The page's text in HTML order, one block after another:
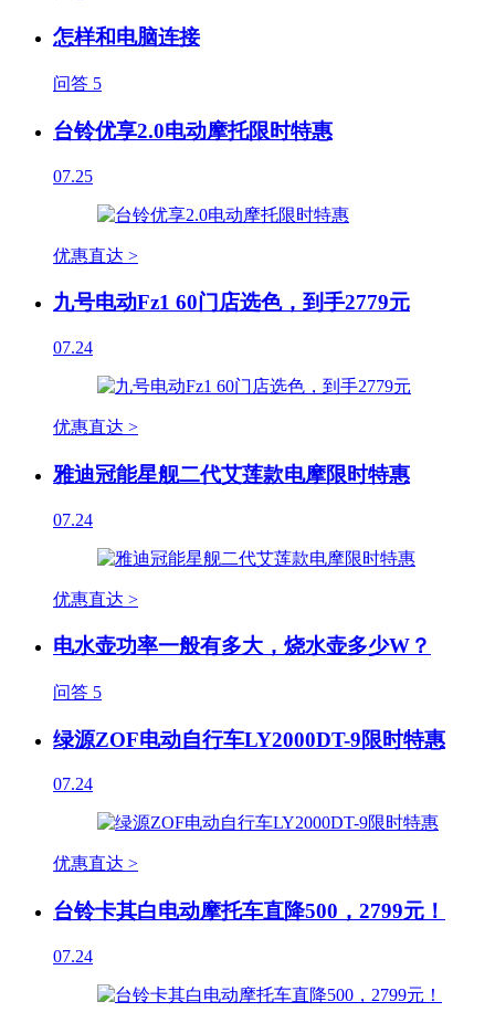
怎样和电脑连接
问答 5
台铃优享2.0电动摩托限时特惠
07.25
优惠直达 >
九号电动Fz1 60门店选色，到手2779元
07.24
优惠直达 >
雅迪冠能星舰二代艾莲款电摩限时特惠
07.24
优惠直达 >
电水壶功率一般有多大，烧水壶多少W？
问答 5
绿源ZOF电动自行车LY2000DT-9限时特惠
07.24
优惠直达 >
台铃卡其白电动摩托车直降500，2799元！
07.24